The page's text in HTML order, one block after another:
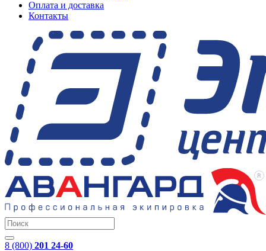
Оплата и доставка
Контакты
8 (800) 201 24-60